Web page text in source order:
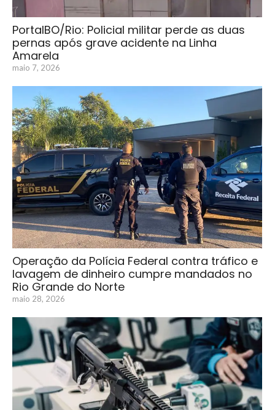
PortalBO/Rio: Policial militar perde as duas
pernas após grave acidente na Linha
Amarela
maio 7, 2026
Operação da Polícia Federal contra tráfico e
lavagem de dinheiro cumpre mandados no
Rio Grande do Norte
maio 28, 2026